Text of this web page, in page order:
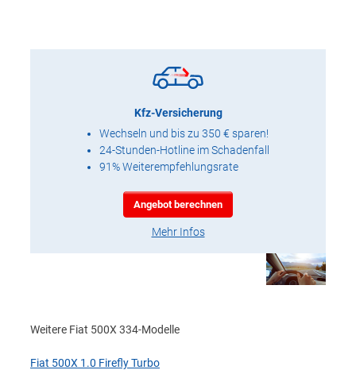
Kfz-Versicherung
Wechseln und bis zu 350 € sparen!
24-Stunden-Hotline im Schadenfall
91% Weiterempfehlungsrate
Angebot berechnen
Mehr Infos
Weitere Fiat 500X 334-Modelle
Fiat 500X 1.0 Firefly Turbo